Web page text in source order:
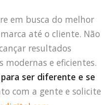
em busca do melhor
até o cliente. Não
resultados
modernas e eficientes.
ser diferente e se
com a gente e solicite